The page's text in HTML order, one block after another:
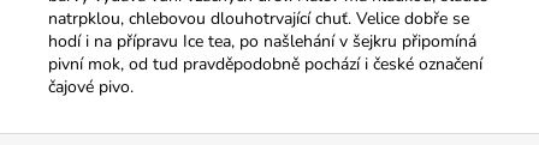
natrpklou, chlebovou dlouhotrvající chuť. Velice dobře se
hodí i na přípravu Ice tea, po našlehání v šejkru připomíná
pivní mok, od tud pravděpodobně pochází i české označení
čajové pivo.